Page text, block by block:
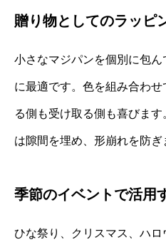
贈り物としてのラッピ
小さなマジパンを個別に包
に最適です。色を組み合わ
る側も受け取る側も喜びま
は隙間を埋め、形崩れを防ぎ
季節のイベントで活用
ひな祭り、クリスマス、ハ